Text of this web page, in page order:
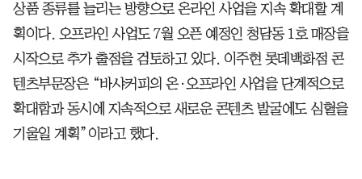
상품 종류를 늘리는 방향으로 온라인 사업을 지속 확대할 계
획이다. 오프라인 사업도 7월 오픈 예정인 청담동 1호 매장을
시작으로 추가 출점을 검토하고 있다. 이주현 롯데백화점 콘
텐츠부문장은 “바샤커피의 온·오프라인 사업을 단계적으로
확대함과 동시에 지속적으로 새로운 콘텐츠 발굴에도 심혈을
기울일 계획”이라고 했다.